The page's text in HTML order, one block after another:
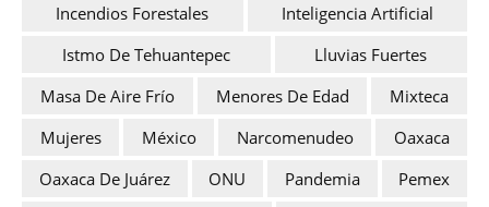
Incendios Forestales
Inteligencia Artificial
Istmo De Tehuantepec
Lluvias Fuertes
Masa De Aire Frío
Menores De Edad
Mixteca
Mujeres
México Narcomenudeo
Oaxaca
Oaxaca De Juárez
ONU Pandemia
Pemex